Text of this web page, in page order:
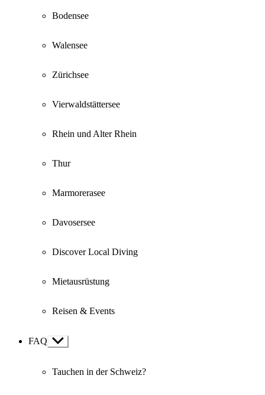
Bodensee
Walensee
Zürichsee
Vierwaldstättersee
Rhein und Alter Rhein
Thur
Marmorerasee
Davosersee
Discover Local Diving
Mietausrüstung
Reisen & Events
FAQ Show
sub
Tauchen in der Schweiz?